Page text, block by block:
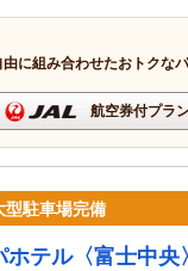
に組み合わせたおトクな
航空券付プラ
型駐車場完備
ホテル〈富士中央